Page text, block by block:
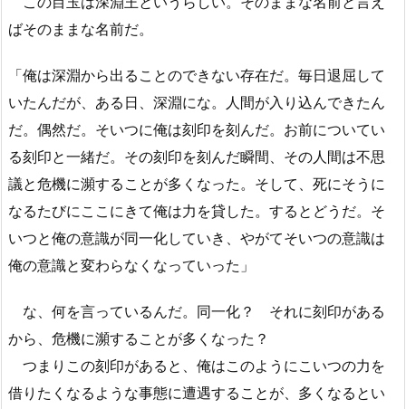
ばそのままな名前だ。
「俺は深淵から出ることのできない存在だ。毎日退屈して
いたんだが、ある日、深淵にな。人間が入り込んできたん
だ。偶然だ。そいつに俺は刻印を刻んだ。お前についてい
る刻印と一緒だ。その刻印を刻んだ瞬間、その人間は不思
議と危機に瀕することが多くなった。そして、死にそうに
なるたびにここにきて俺は力を貸した。するとどうだ。そ
いつと俺の意識が同一化していき、やがてそいつの意識は
俺の意識と変わらなくなっていった」
な、何を言っているんだ。同一化？ それに刻印がある
から、危機に瀕することが多くなった？
つまりこの刻印があると、俺はこのようにこいつの力を
借りたくなるような事態に遭遇することが、多くなるとい